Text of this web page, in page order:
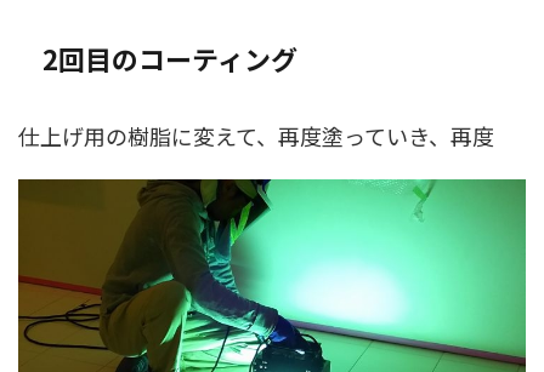
2回目のコーティング
仕上げ用の樹脂に変えて、再度塗っていき、再度